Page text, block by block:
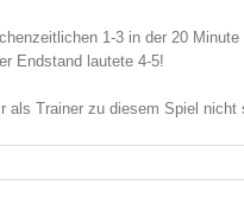
1-3 in der 20
Endstand lautete 4-5!
als Trainer zu diesem Spiel nicht